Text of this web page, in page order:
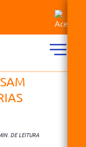
DE LEITURA